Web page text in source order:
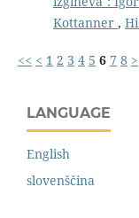
Kottanner ,
<< < 1 2 3 4 5 6 7 8 >
LANGUAGE
English
slovenščina